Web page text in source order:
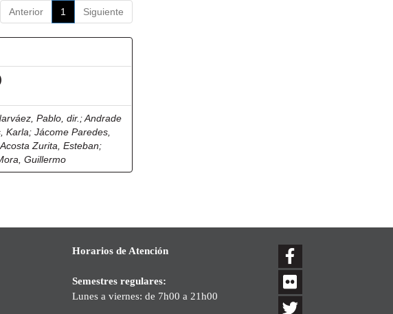
Anterior 1 Siguiente
Pablo, dir. ;Andrade
Karla;Jácome Paredes,
Acosta Zurita, Esteban;
Guillermo
Horarios de Atención
Semestres regulares:
Lunes a viernes: de 7h00 a 21h00